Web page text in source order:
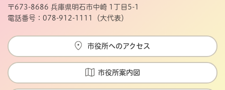
〒673-8686 兵庫県明石市中崎 1丁目5-1
電話番号：078-912-1111（大代表）
市役所へのアクセス
市役所案内図